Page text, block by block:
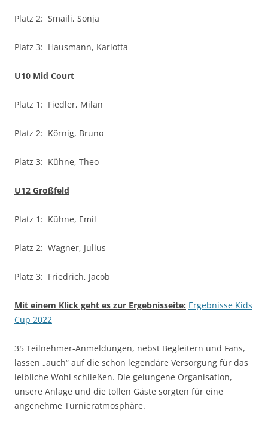
Platz 2: Smaili, Sonja
Platz 3: Hausmann, Karlotta
U10 Mid Court
Platz 1: Fiedler, Milan
Platz 2: Körnig, Bruno
Platz 3: Kühne, Theo
U12 Großfeld
Platz 1: Kühne, Emil
Platz 2: Wagner, Julius
Platz 3: Friedrich, Jacob
Mit einem Klick geht es zur Ergebnisseite: Ergebnisse Kids
Cup 2022
35 Teilnehmer-Anmeldungen, nebst Begleitern und Fans,
lassen „auch“ auf die schon legendäre Versorgung für das
leibliche Wohl schließen. Die gelungene Organisation,
unsere Anlage und die tollen Gäste sorgten für eine
angenehme Turnieratmosphäre.